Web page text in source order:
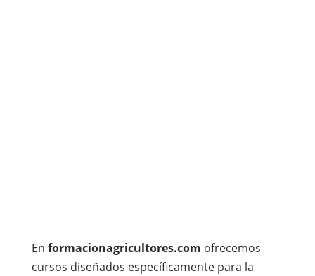
En formacionagricultores.com ofrecemos
cursos diseñados específicamente para la